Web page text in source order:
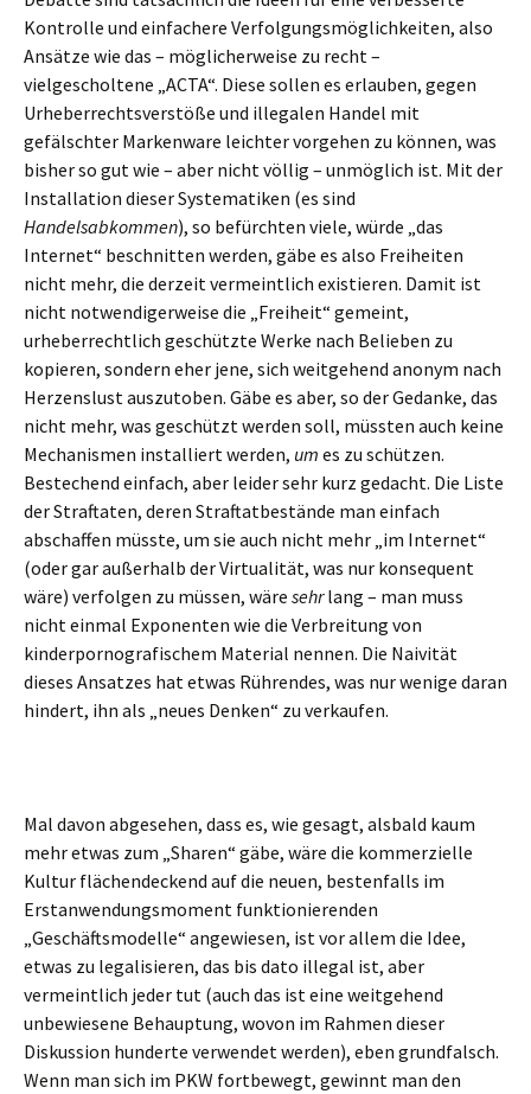
Kontrolle und einfachere Verfolgungsmöglichkeiten, also
Ansätze wie das – möglicherweise zu recht –
vielgescholtene „ACTA“. Diese sollen es erlauben, gegen
Urheberrechtsverstöße und illegalen Handel mit
gefälschter Markenware leichter vorgehen zu können, was
bisher so gut wie – aber nicht völlig – unmöglich ist. Mit der
Installation dieser Systematiken (es sind
Handelsabkommen), so befürchten viele, würde „das
Internet“ beschnitten werden, gäbe es also Freiheiten
nicht mehr, die derzeit vermeintlich existieren. Damit ist
nicht notwendigerweise die „Freiheit“ gemeint,
urheberrechtlich geschützte Werke nach Belieben zu
kopieren, sondern eher jene, sich weitgehend anonym nach
Herzenslust auszutoben. Gäbe es aber, so der Gedanke, das
nicht mehr, was geschützt werden soll, müssten auch keine
Mechanismen installiert werden, um es zu schützen.
Bestechend einfach, aber leider sehr kurz gedacht. Die Liste
der Straftaten, deren Straftatbestände man einfach
abschaffen müsste, um sie auch nicht mehr „im Internet“
(oder gar außerhalb der Virtualität, was nur konsequent
wäre) verfolgen zu müssen, wäre sehrlang – man muss
nicht einmal Exponenten wie die Verbreitung von
kinderpornografischem Material nennen. Die Naivität
dieses Ansatzes hat etwas Rührendes, was nur wenige daran
hindert, ihn als „neues Denken“ zu verkaufen.
Mal davon abgesehen, dass es, wie gesagt, alsbald kaum
mehr etwas zum „Sharen“ gäbe, wäre die kommerzielle
Kultur flächendeckend auf die neuen, bestenfalls im
Erstanwendungsmoment funktionierenden
„Geschäftsmodelle“ angewiesen, ist vor allem die Idee,
etwas zu legalisieren, das bis dato illegal ist, aber
vermeintlich jeder tut (auch das ist eine weitgehend
unbewiesene Behauptung, wovon im Rahmen dieser
Diskussion hunderte verwendet werden), eben grundfalsch.
Wenn man sich im PKW fortbewegt, gewinnt man den